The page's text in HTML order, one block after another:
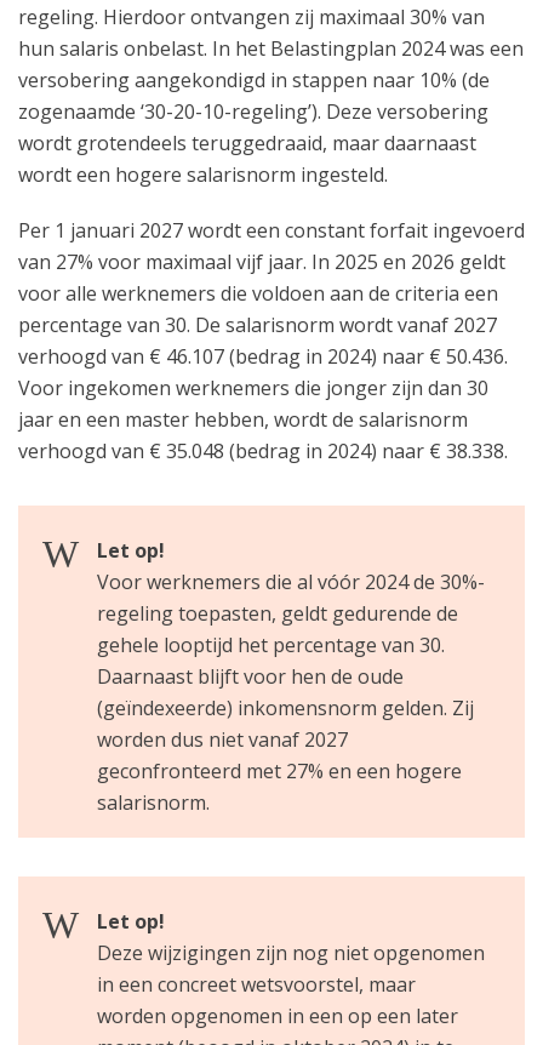
regeling. Hierdoor ontvangen zij maximaal 30% van
hun salaris onbelast. In het Belastingplan 2024 was een
versobering aangekondigd in stappen naar 10% (de
zogenaamde ‘30-20-10-regeling’). Deze versobering
wordt grotendeels teruggedraaid, maar daarnaast
wordt een hogere salarisnorm ingesteld.
Per 1 januari 2027 wordt een constant forfait ingevoerd
van 27% voor maximaal vijf jaar. In 2025 en 2026 geldt
voor alle werknemers die voldoen aan de criteria een
percentage van 30. De salarisnorm wordt vanaf 2027
verhoogd van € 46.107 (bedrag in 2024) naar € 50.436.
Voor ingekomen werknemers die jonger zijn dan 30
jaar en een master hebben, wordt de salarisnorm
verhoogd van € 35.048 (bedrag in 2024) naar € 38.338.
Let op!
Voor werknemers die al vóór 2024 de 30%-
regeling toepasten, geldt gedurende de
gehele looptijd het percentage van 30.
Daarnaast blijft voor hen de oude
(geïndexeerde) inkomensnorm gelden. Zij
worden dus niet vanaf 2027
geconfronteerd met 27% en een hogere
salarisnorm.
Let op!
Deze wijzigingen zijn nog niet opgenomen
in een concreet wetsvoorstel, maar
worden opgenomen in een op een later